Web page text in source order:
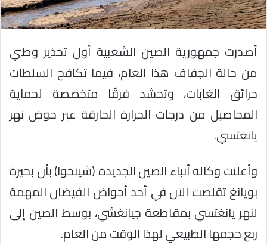
أصدرت جمهورية الصين الشعبية أول تحذير وطني
من حالة الجفاف هذا العام، فيما تكافح السلطات
حرائق الغابات، وتحشد فرقًا متخصصة لحماية
المحاصيل من درجات الحرارة الحارقة عبر حوض نهر
يانغتسي.
وأعلنت وكالة أنباء الصين الجديدة (شينخوا) بأن بحيرة
بويانغ تقلصت الآن في أحد أحواض الفيضان المهمة
لنهر يانغتسي بمقاطعة جيانغشي، بوسط الصين إلى
ربع حجمها الطبيعي لهذا الوقت من العام.